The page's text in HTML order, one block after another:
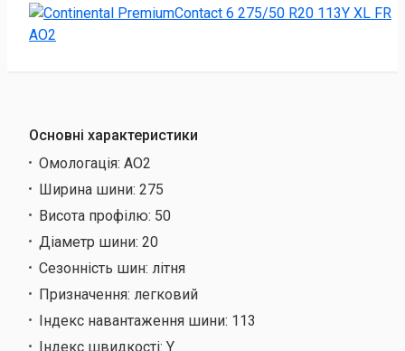
Основні характеристики
Омологація: AO2
Ширина шини: 275
Висота профілю: 50
Діаметр шини: 20
Сезонність шин: літня
Призначення: легковий
Індекс навантаження шини: 113
Індекс швидкості: Y